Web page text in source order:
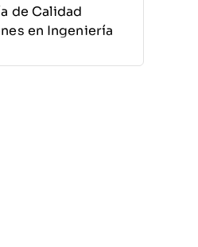
de Calidad
en Ingeniería